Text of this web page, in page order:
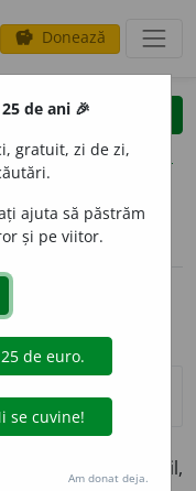
savings Donează
clear
opțiuni
inadmisibil,
de ani 🎉
gratuit, zi de zi,
ajuta să păstrăm
și pe viitor.
Am donat deja.